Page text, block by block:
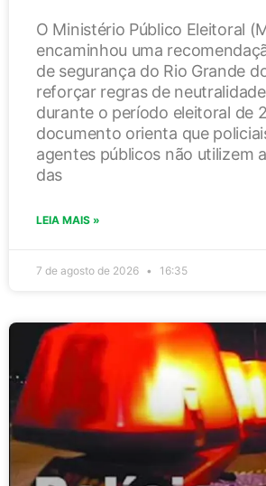
O Ministério Público Eleitoral
encaminhou uma
de segurança do Rio Grande
reforçar regras de
durante o período eleitoral de
documento orienta que
agentes públicos não utilizem
das
LEIA MAIS »
7 de agosto de 2026 16:35